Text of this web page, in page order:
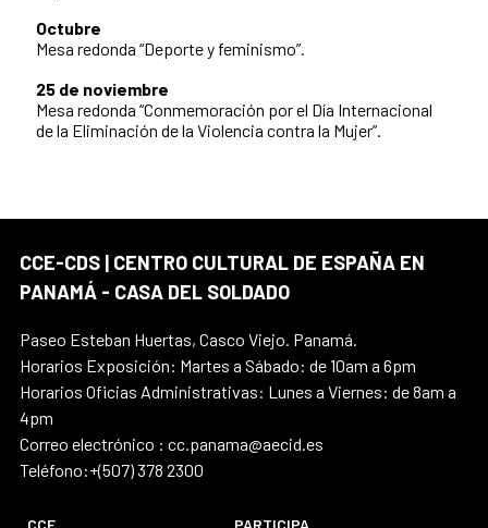
Octubre
Mesa redonda “Deporte y feminismo”.
25 de noviembre
Mesa redonda “Conmemoración por el Día Internacional
de la Eliminación de la Violencia contra la Mujer”.
CCE-CDS | CENTRO CULTURAL DE ESPAÑA EN
PANAMÁ - CASA DEL SOLDADO
Paseo Esteban Huertas, Casco Viejo. Panamá.
Horarios Exposición: Martes a Sábado: de 10am a 6pm
Horarios Oficias Administrativas: Lunes a Viernes: de 8am a
4pm
Correo electrónico : cc.panama@aecid.es
Teléfono:+(507) 378 2300
CCE PARTICIPA